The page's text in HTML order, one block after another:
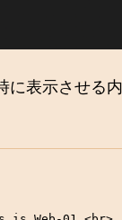
に表示させる